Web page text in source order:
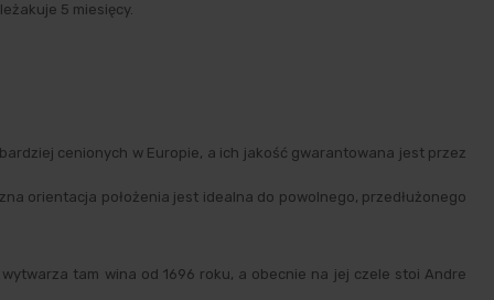
5 miesięcy.
cenionych w Europie, a ich jakość gwarantowana jest przez
orientacja położenia jest idealna do powolnego, przedłużonego
tam wina od 1696 roku, a obecnie na jej czele stoi Andre